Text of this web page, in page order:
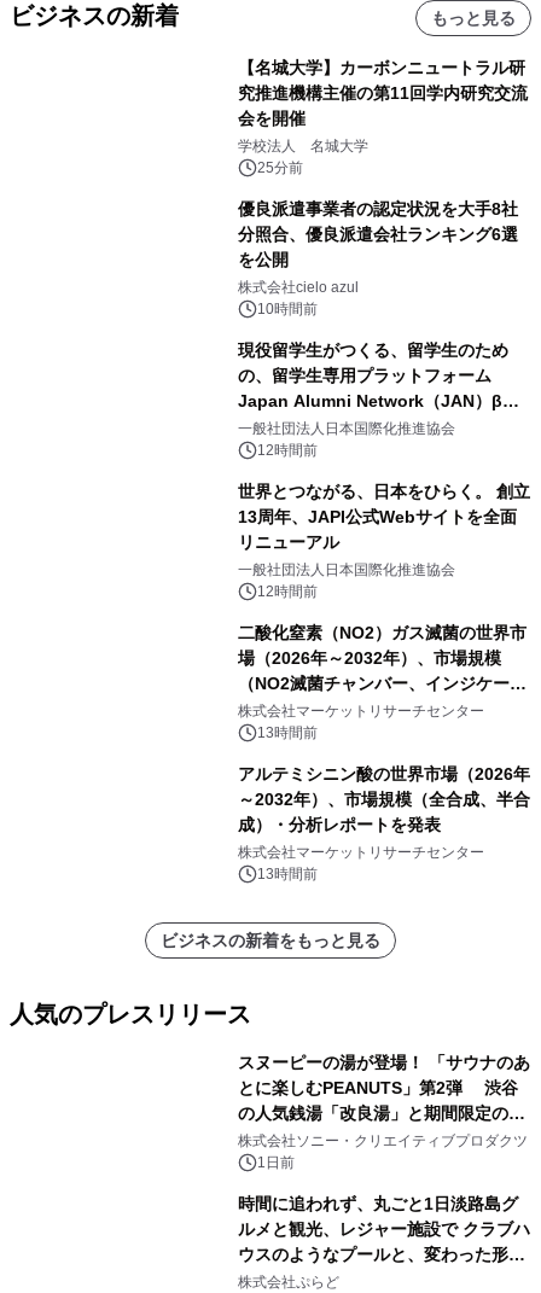
ビジネスの新着 もっと見る
【名城大学】カーボンニュートラル研
究推進機構主催の第11回学内研究交流
会を開催
学校法人 名城大学
25分前
優良派遣事業者の認定状況を大手8社
分照合、優良派遣会社ランキング6選
を公開
株式会社cielo azul
10時間前
現役留学生がつくる、留学生のため
の、留学生専用プラットフォーム
Japan Alumni Network（JAN）β版
をリリース
一般社団法人日本国際化推進協会
12時間前
世界とつながる、日本をひらく。 創立
13周年、JAPI公式Webサイトを全面
リニューアル
一般社団法人日本国際化推進協会
12時間前
二酸化窒素（NO2）ガス滅菌の世界市
場（2026年～2032年）、市場規模
（NO2滅菌チャンバー、インジケータ
ーおよびモニタリングシステム、その
他）・分析レポートを発表
株式会社マーケットリサーチセンター
13時間前
アルテミシニン酸の世界市場（2026年
～2032年）、市場規模（全合成、半合
成）・分析レポートを発表
株式会社マーケットリサーチセンター
13時間前
ビジネスの新着をもっと見る
人気のプレスリリース
スヌーピーの湯が登場！ 「サウナのあ
とに楽しむPEANUTS」第2弾 渋谷
の人気銭湯「改良湯」と期間限定のコ
ラボレーション サウナイキタイコラ
ボグッズも発売決定！
株式会社ソニー・クリエイティブプロダクツ
1日前
時間に追われず、丸ごと1日淡路島グ
ルメと観光、レジャー施設で クラブハ
ウスのようなプールと、変わった形の
サウナも 「THE BOXY AWAJI」のお
株式会社ぷらど